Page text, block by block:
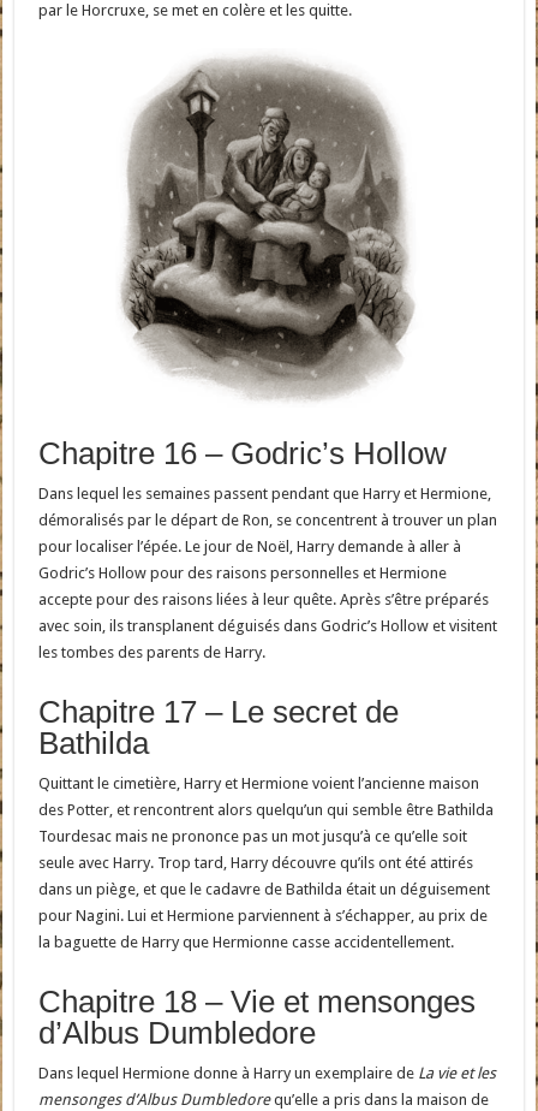
par le Horcruxe, se met en colère et les quitte.
Chapitre 16 – Godric’s Hollow
Dans lequel les semaines passent pendant que Harry et Hermione,
démoralisés par le départ de Ron, se concentrent à trouver un plan
pour localiser l’épée. Le jour de Noël, Harry demande à aller à
Godric’s Hollow pour des raisons personnelles et Hermione
accepte pour des raisons liées à leur quête. Après s’être préparés
avec soin, ils transplanent déguisés dans Godric’s Hollow et visitent
les tombes des parents de Harry.
Chapitre 17 – Le secret de
Bathilda
Quittant le cimetière, Harry et Hermione voient l’ancienne maison
des Potter, et rencontrent alors quelqu’un qui semble être Bathilda
Tourdesac mais ne prononce pas un mot jusqu’à ce qu’elle soit
seule avec Harry. Trop tard, Harry découvre qu’ils ont été attirés
dans un piège, et que le cadavre de Bathilda était un déguisement
pour Nagini. Lui et Hermione parviennent à s’échapper, au prix de
la baguette de Harry que Hermionne casse accidentellement.
Chapitre 18 – Vie et mensonges
d’Albus Dumbledore
Dans lequel Hermione donne à Harry un exemplaire de La vie et les
mensonges d’Albus Dumbledorequ’elle a pris dans la maison de